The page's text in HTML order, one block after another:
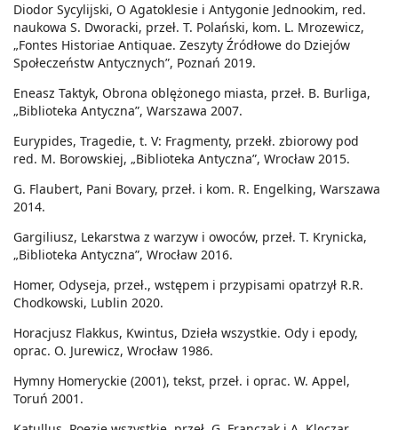
Diodor Sycylijski, O Agatoklesie i Antygonie Jednookim, red.
naukowa S. Dworacki, przeł. T. Polański, kom. L. Mrozewicz,
„Fontes Historiae Antiquae. Zeszyty Źródłowe do Dziejów
Społeczeństw Antycznych”, Poznań 2019.
Eneasz Taktyk, Obrona oblężonego miasta, przeł. B. Burliga,
„Biblioteka Antyczna”, Warszawa 2007.
Eurypides, Tragedie, t. V: Fragmenty, przekł. zbiorowy pod
red. M. Borowskiej, „Biblioteka Antyczna”, Wrocław 2015.
G. Flaubert, Pani Bovary, przeł. i kom. R. Engelking, Warszawa
2014.
Gargiliusz, Lekarstwa z warzyw i owoców, przeł. T. Krynicka,
„Biblioteka Antyczna”, Wrocław 2016.
Homer, Odyseja, przeł., wstępem i przypisami opatrzył R.R.
Chodkowski, Lublin 2020.
Horacjusz Flakkus, Kwintus, Dzieła wszystkie. Ody i epody,
oprac. O. Jurewicz, Wrocław 1986.
Hymny Homeryckie (2001), tekst, przeł. i oprac. W. Appel,
Toruń 2001.